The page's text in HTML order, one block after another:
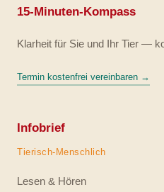
15-Minuten-Kompass
Klarheit für Sie und Ihr Tier —
Termin kostenfrei vereinbaren →
Infobrief
Tierisch-Menschlich
Lesen & Hören